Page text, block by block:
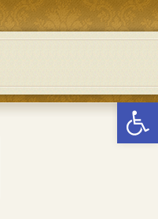
פתח סרגל נגישות